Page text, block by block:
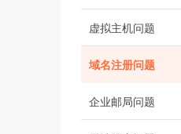
虚拟主机问题
域名注册问题
企业邮局问题